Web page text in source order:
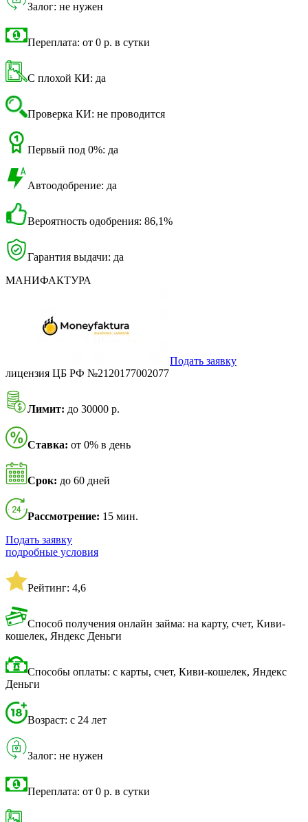
Залог: не нужен
Переплата: от 0 р. в сутки
С плохой КИ: да
Проверка КИ: не проводится
Первый под 0%: да
Автоодобрение: да
Вероятность одобрения: 86,1%
Гарантия выдачи: да
МАНИФАКТУРА
Подать заявку
лицензия ЦБ РФ №2120177002077
Лимит: до 30000 р.
Ставка: от 0% в день
Срок: до 60 дней
Рассмотрение: 15 мин.
Подать заявку
подробные условия
Рейтинг: 4,6
Способ получения онлайн займа: на карту, счет, Киви-
кошелек, Яндекс Деньги
Способы оплаты: с карты, счет, Киви-кошелек, Яндекс
Деньги
Возраст: с 24 лет
Залог: не нужен
Переплата: от 0 р. в сутки